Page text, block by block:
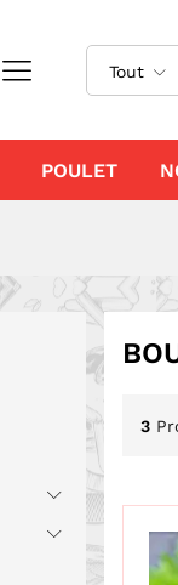
Tout
POULET
3